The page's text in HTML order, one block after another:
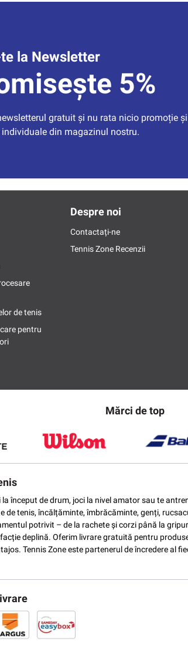
la Newsletter
5%
gratuit și nu rata nicio promoție
din magazinul nostru.
de tenis
pentru
Despre noi
Contactați-ne
Tennis Zone Recenzii
Mărci de top
început de drum, joci la nivel amator sau te
tenis, încălțăminte, îmbrăcăminte, genți,
potrivit – de la rachete și corzi până la
deplină. Oferim livrare gratuită pentru
Tennis Zone este partenerul de încredere